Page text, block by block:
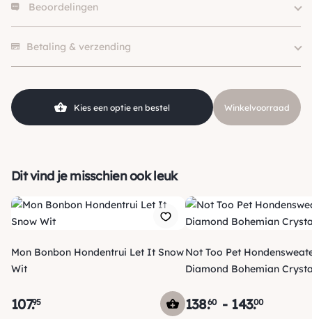
Size
Hondgrootte
Klein (0 – 10kg)
Kleur
Beoordelingen
Betaling & verzending
Kies een optie en bestel Winkelvoorraad
Dit vind je misschien ook leuk
Mon Bonbon Hondentrui Let It Snow
Wit
107.95
Not Too Pet
Diamond Bohemian
138.60 - 143.00